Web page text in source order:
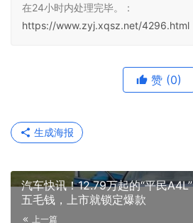
在24小时内处理完毕。：
https://www.zyj.xqsz.net/4296.html
赞 (0)
生成海报
汽车快讯！12.79万起的“平民
五毛钱，上市就锁定爆款
上一篇